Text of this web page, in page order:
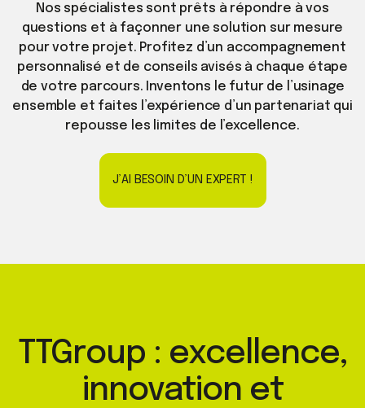
Nos spécialistes sont prêts à répondre à vos
questions et à façonner une solution sur mesure
pour votre projet. Profitez d’un accompagnement
personnalisé et de conseils avisés à chaque étape
de votre parcours. Inventons le futur de l’usinage
ensemble et faites l’expérience d’un partenariat qui
repousse les limites de l’excellence.
J’AI BESOIN D’UN EXPERT !
TTGroup : excellence,
innovation et